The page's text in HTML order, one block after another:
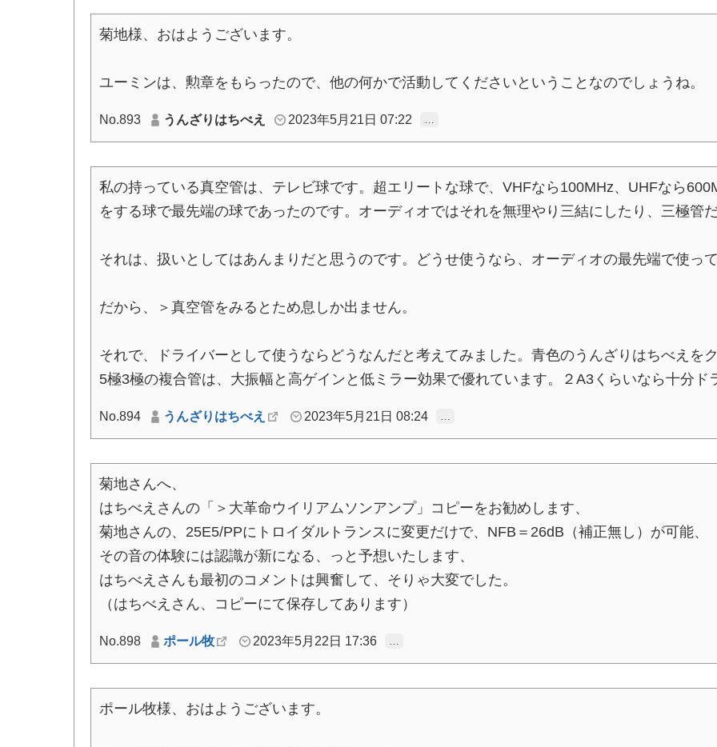
菊地様、おはようございます。
ユーミンは、勲章をもらったので、他の何かで活動してくださいということなのでしょうね。
No.893 うんざりはちべえ 2023年5月21日 07:22 …
私の持っている真空管は、テレビ球です。超エリートな球で、VHFなら100MHz、UHFなら
をする球で最先端の球であったのです。オーディオではそれを無理やり三結にしたり、三極管
それは、扱いとしてはあんまりだと思うのです。どうせ使うなら、オーディオの最先端で使っ
だから、＞真空管をみるとため息しか出ません。
それで、ドライバーとして使うならどうなんだと考えてみました。青色のうんざりはちべえを
5極3極の複合管は、大振幅と高ゲインと低ミラー効果で優れています。２A3くらいなら十分ド
No.894 うんざりはちべえ 2023年5月21日 08:24 …
菊地さんへ、
はちべえさんの「＞大革命ウイリアムソンアンプ」コピーをお勧めします、
菊地さんの、25E5/PPにトロイダルトランスに変更だけで、NFB＝26dB（補正無し）が可能、
その音の体験には認識が新になる、っと予想いたします、
はちべえさんも最初のコメントは興奮して、そりゃ大変でした。
（はちべえさん、コピーにて保存してあります）
No.898 ポール牧 2023年5月22日 17:36 …
ポール牧様、おはようございます。